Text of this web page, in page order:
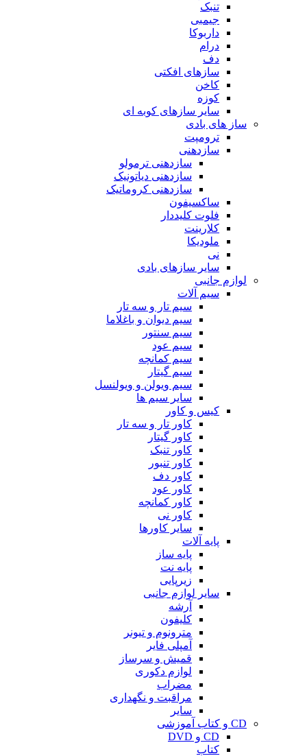
تنبک
جیمبی
داربوکا
درام
دف
سازهای افکتی
کاخن
کوزه
سایر سازهای کوبه ای
ساز های بادی
ترومپت
سازدهنی
سازدهنی ترمولو
سازدهنی دیاتونیک
سازدهنی کروماتیک
ساکسیفون
فلوت کلیددار
کلارینت
ملودیکا
نی
سایر سازهای بادی
لوازم جانبی
سیم آلات
سیم تار و سه تار
سیم دیوان و باغلاما
سیم سنتور
سیم عود
سیم کمانچه
سیم گیتار
سیم ویولن و ویولنسل
سایر سیم ها
کیس و کاور
کاور تار و سه تار
کاور گیتار
کاور تنبک
کاور تنبور
کاور دف
کاور عود
کاور کمانچه
کاور نی
سایر کاورها
پایه آلات
پایه ساز
پایه نت
زیرپایی
سایر لوازم جانبی
آرشه
کلیفون
مترونوم و تیونر
آمپلی فایر
قمیش و سرساز
لوازم دکوری
مضراب
مراقبت و نگهداری
سایر
CD و کتاب آموزشی
CD و DVD
کتاب